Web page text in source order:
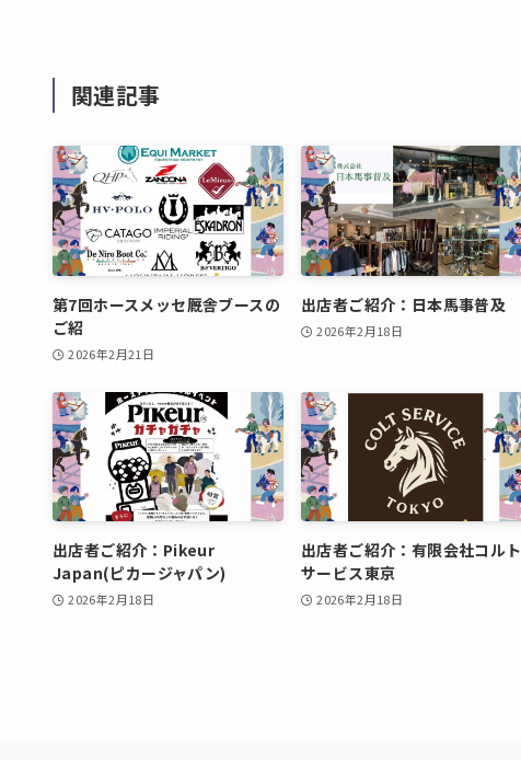
関連記事
第7回ホースメッセ厩舎ブースの
ご紹
2026年2月21日
出店者ご紹介：日本馬事普及
2026年2月18日
出店者ご紹介：Pikeur
Japan(ピカージャパン)
2026年2月18日
出店者ご紹介：有限会社コルト
サービス東京
2026年2月18日